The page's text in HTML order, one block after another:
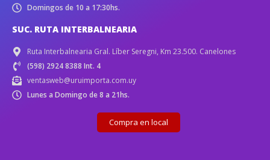
Domingos de 10 a 17:30hs.
SUC. RUTA INTERBALNEARIA
Ruta Interbalnearia Gral. Líber Seregni, Km 23.500. Canelones
(598) 2924 8388 Int. 4
ventasweb@uruimporta.com.uy
Lunes a Domingo de 8 a 21hs.
Compra en local